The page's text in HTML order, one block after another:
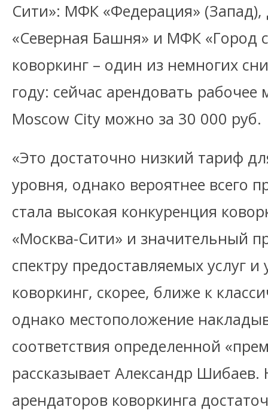
Сити»: МФК «Федерация»
«Северная Башня» и МФК «Город
коворкинг – один из немногих
году: сейчас арендовать рабочее
Moscow City можно за 30 000 руб.
«Это достаточно низкий тариф
уровня, однако вероятнее всего
стала высокая конкуренция
«Москва-Сити» и значительный
спектру предоставляемых услуг
коворкинг, скорее, ближе к
однако местоположение
соответствия определенной
рассказывает Александр Шибаев.
арендаторов коворкинга